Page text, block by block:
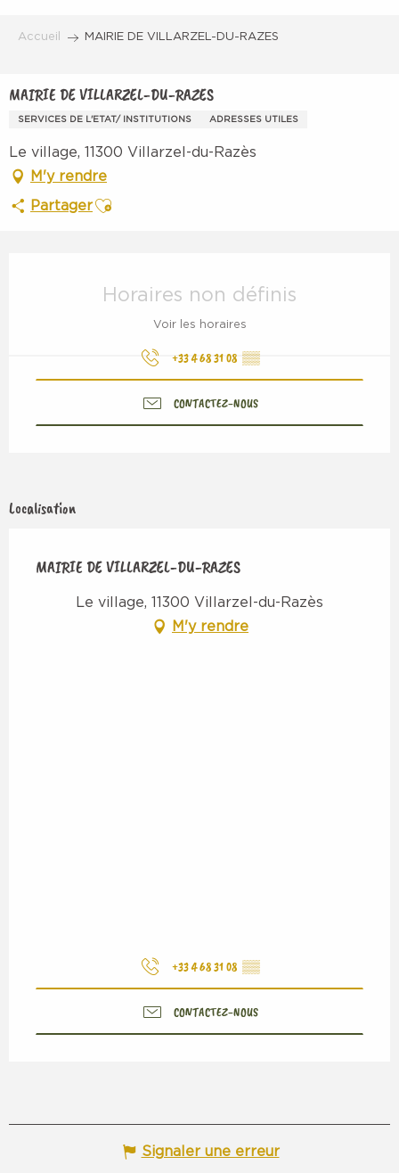
Accueil MAIRIE DE VILLARZEL-DU-RAZES
MAIRIE DE VILLARZEL-DU-RAZES
SERVICES DE L'ETAT/ INSTITUTIONS ADRESSES UTILES
Le village, 11300 Villarzel-du-Razès
M'y rendre
PartagerAjouter aux favoris
Horaires non définis
Voir les horaires
+33 4 68 31 08 ▒▒
CONTACTEZ-NOUS
Localisation
MAIRIE DE VILLARZEL-DU-RAZES
Le village, 11300 Villarzel-du-Razès
M'y rendre
+33 4 68 31 08 ▒▒
CONTACTEZ-NOUS
Signaler une erreur